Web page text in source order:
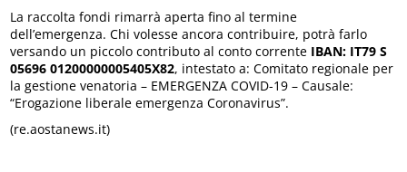
La raccolta fondi rimarrà aperta fino al termine
dell’emergenza. Chi volesse ancora contribuire, potrà farlo
versando un piccolo contributo al conto corrente IBAN: IT79 S
05696 01200000005405X82, intestato a: Comitato regionale per
la gestione venatoria – EMERGENZA COVID-19 – Causale:
“Erogazione liberale emergenza Coronavirus”.
(re.aostanews.it)